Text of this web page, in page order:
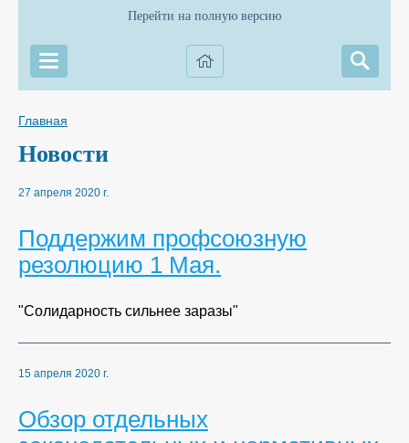
Перейти на полную версию
Главная
Новости
27 апреля 2020 г.
Поддержим профсоюзную
резолюцию 1 Мая.
"Солидарность сильнее заразы"
15 апреля 2020 г.
Обзор отдельных